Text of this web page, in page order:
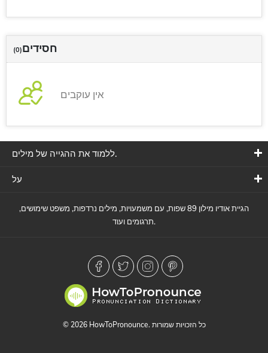
חסידים(0)
אין עוקבים
ללמוד את ההגייה של מילים.
על
הגיית אודיו מילון 89 שפות, עם משמעויות, מילים נרדפות, משפט שימושים,
תרגומים ועוד.
© 2026 HowToPronounce. כל הזכויות שמורות